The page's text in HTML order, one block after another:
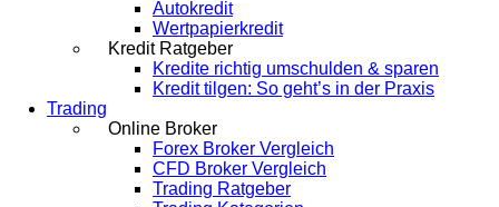
Autokredit
Wertpapierkredit
Kredit Ratgeber
Kredite richtig umschulden & sparen
Kredit tilgen: So geht’s in der Praxis
Trading
Online Broker
Forex Broker Vergleich
CFD Broker Vergleich
Trading Ratgeber